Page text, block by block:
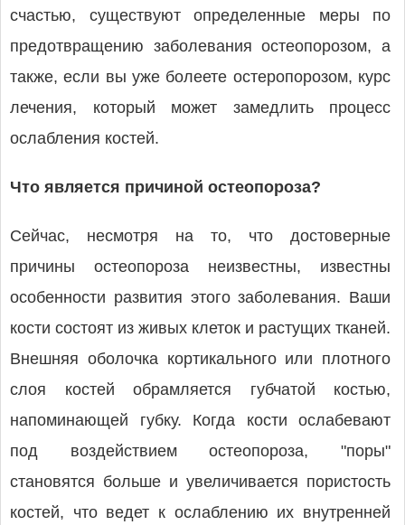
счастью, существуют определенные меры по
предотвращению заболевания остеопорозом, а
также, если вы уже болеете остеропорозом, курс
лечения, который может замедлить процесс
ослабления костей.
Что является причиной остеопороза?
Сейчас, несмотря на то, что достоверные
причины остеопороза неизвестны, известны
особенности развития этого заболевания. Ваши
кости состоят из живых клеток и растущих тканей.
Внешняя оболочка кортикального или плотного
слоя костей обрамляется губчатой костью,
напоминающей губку. Когда кости ослабевают
под воздействием остеопороза, "поры"
становятся больше и увеличивается пористость
костей, что ведет к ослаблению их внутренней